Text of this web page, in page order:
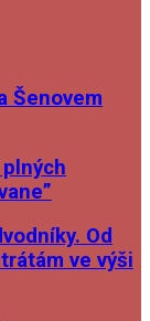
Šenovem
Od
ve výši